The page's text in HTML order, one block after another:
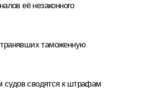
её незаконного
таможенную
судов сводятся к штрафам